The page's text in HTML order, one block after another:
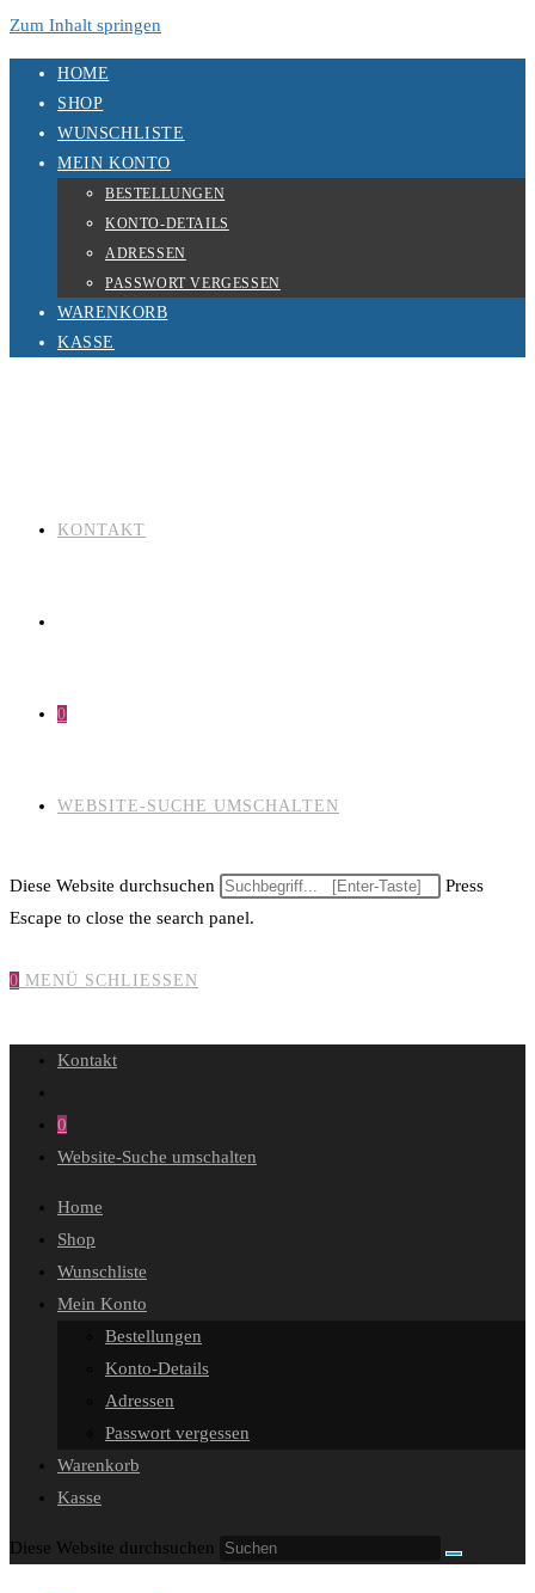
Zum Inhalt springen
HOME
SHOP
WUNSCHLISTE
MEIN KONTO
BESTELLUNGEN
KONTO-DETAILS
ADRESSEN
PASSWORT VERGESSEN
WARENKORB
KASSE
KONTAKT
0
WEBSITE-SUCHE UMSCHALTEN
Diese Website durchsuchen
Press
Escape to close the search panel.
0 MENÜ SCHLIESSEN
Kontakt
0
Website-Suche umschalten
Home
Shop
Wunschliste
Mein Konto
Bestellungen
Konto-Details
Adressen
Passwort vergessen
Warenkorb
Kasse
Diese Website durchsuchen